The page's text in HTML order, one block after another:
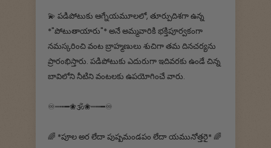
💫‌ పడిపోటుకు ఆగ్నేయమూలలో, తూర్పుదిశగా ఉన్న
*"పోటుతాయారు"* అనే అమ్మవారికి భక్తిపూర్వకంగా
నమస్కరించి వంట బ్రాహ్మణులు శుచిగా తమ దినచర్యను
ప్రారంభిస్తారు. పడిపోటుకు ఎదురుగా ఇదివరకు ఉండే చిన్న
బావిలోని నీటిని వంటలకు ఉపయోగించే వారు.
♾┉┅━❀🕉️❀┉┅━♾
🌈 *పూల అర లేదా పుష్పమండపం లేదా యమునోత్తరై* 🌈